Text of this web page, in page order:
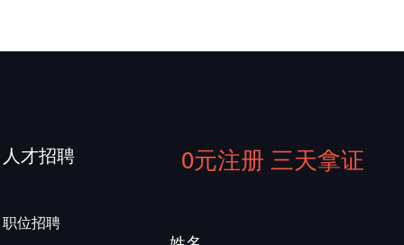
人才招聘
职位招聘
0元注册 三天拿证